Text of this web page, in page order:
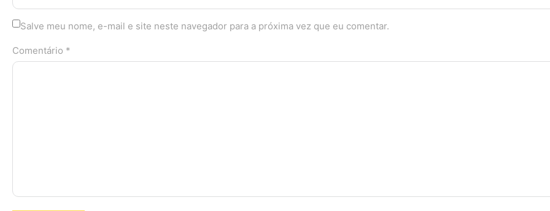
Salve meu nome, e-mail e site neste navegador para a próxima vez que eu comentar.
Comentário *